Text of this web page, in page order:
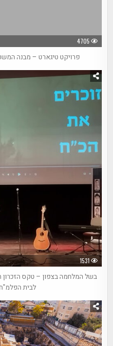
4705
פרויקט טיגארט – מבנה
1531
בשל המלחמה בצפון – טקס הזכרון
לבית